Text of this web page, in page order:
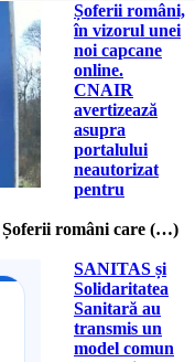
Șoferii români,
în vizorul unei
noi capcane
online.
CNAIR
avertizează
asupra
portalului
neautorizat
pentru
Șoferii români care (…)
SANITAS și
Solidaritatea
Sanitară au
transmis un
model comun